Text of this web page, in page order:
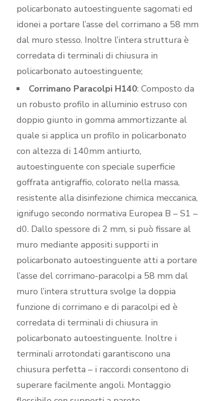
policarbonato autoestinguente sagomati ed
idonei a portare l’asse del corrimano a 58 mm
dal muro stesso. Inoltre l’intera struttura è
corredata di terminali di chiusura in
policarbonato autoestinguente;
Corrimano Paracolpi H140: Composto da
un robusto profilo in alluminio estruso con
doppio giunto in gomma ammortizzante al
quale si applica un profilo in policarbonato
con altezza di 140mm antiurto,
autoestinguente con speciale superficie
goffrata antigraffio, colorato nella massa,
resistente alla disinfezione chimica meccanica,
ignifugo secondo normativa Europea B – S1 –
d0. Dallo spessore di 2 mm, si può fissare al
muro mediante appositi supporti in
policarbonato autoestinguente atti a portare
l’asse del corrimano-paracolpi a 58 mm dal
muro l’intera struttura svolge la doppia
funzione di corrimano e di paracolpi ed è
corredata di terminali di chiusura in
policarbonato autoestinguente. Inoltre i
terminali arrotondati garantiscono una
chiusura perfetta – i raccordi consentono di
superare facilmente angoli. Montaggio